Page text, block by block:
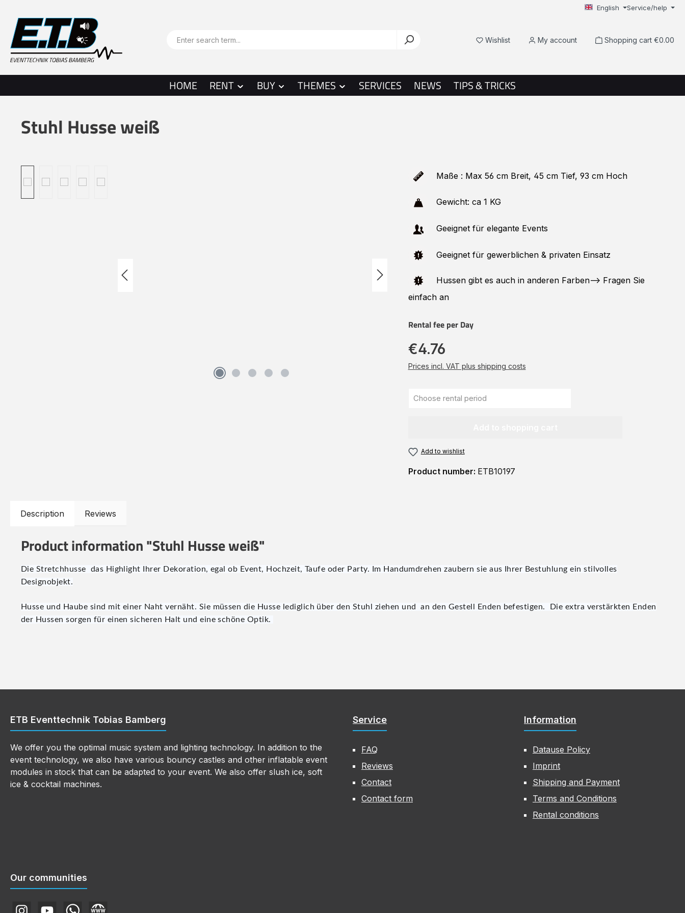
English Service/help
WishlistYou have 0 wishlist items
My account Shopping cart €0.00
HOME RENT BUY THEMES SERVICES NEWS TIPS & TRICKS
Stuhl Husse weiß
Maße : Max 56 cm Breit, 45 cm Tief, 93 cm Hoch
Gewicht: ca 1 KG
Geeignet für elegante Events
Geeignet für gewerblichen & privaten Einsatz
Hussengibt es auch in anderen Farben--> Fragen Sie
einfach an
Rental fee per Day
€4.76
Prices incl. VAT plus shipping costs
Add to wishlist
Product number: ETB10197
Description Reviews
Product information "Stuhl Husse weiß"
Die Stretchhusse das Highlight Ihrer Dekoration, egal ob Event, Hochzeit, Taufe oder Party. Im Handumdrehen zaubern sie aus Ihrer Bestuhlung ein stilvolles
Designobjekt.
Husse und Haube sind mit einer Naht vernäht. Sie müssen die Husse lediglich über den Stuhl ziehen und an den Gestell Enden befestigen. Die extra verstärkten Enden
der Hussen sorgen für einen sicheren Halt und eine schöne Optik.
ETB Eventtechnik Tobias Bamberg
We offer you the optimal music system and lighting technology. In addition to the
event technology, we also have various bouncy castles and other inflatable event
modules in stock that can be adapted to your event. We also offer slush ice, soft
ice & cocktail machines.
Service
FAQ
Reviews
Contact
Contact form
Information
Datause Policy
Imprint
Shipping and Payment
Terms and Conditions
Rental conditions
Our communities